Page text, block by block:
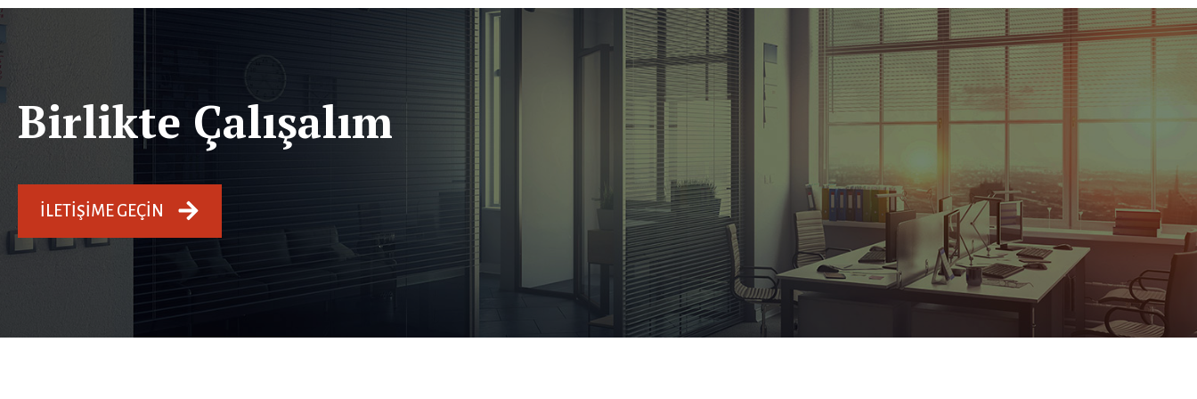
Birlikte Çalışalım
İLETIŞIME GEÇIN